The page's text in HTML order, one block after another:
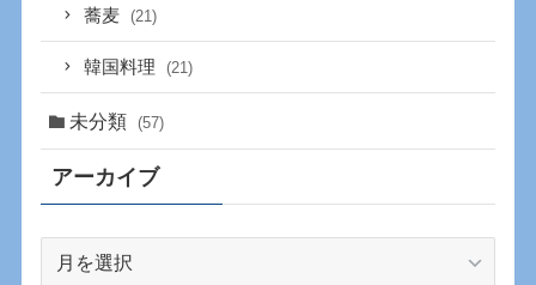
蕎麦 (21)
韓国料理 (21)
未分類 (57)
アーカイブ